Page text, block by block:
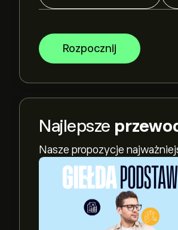
Rozpocznij
Najlepsze
Nasze propozycje